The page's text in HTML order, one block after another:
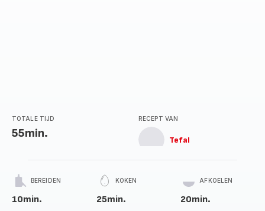
TOTALE TIJD
55min.
RECEPT VAN
Tefal
BEREIDEN
10min.
KOKEN
25min.
AFKOELEN
20min.